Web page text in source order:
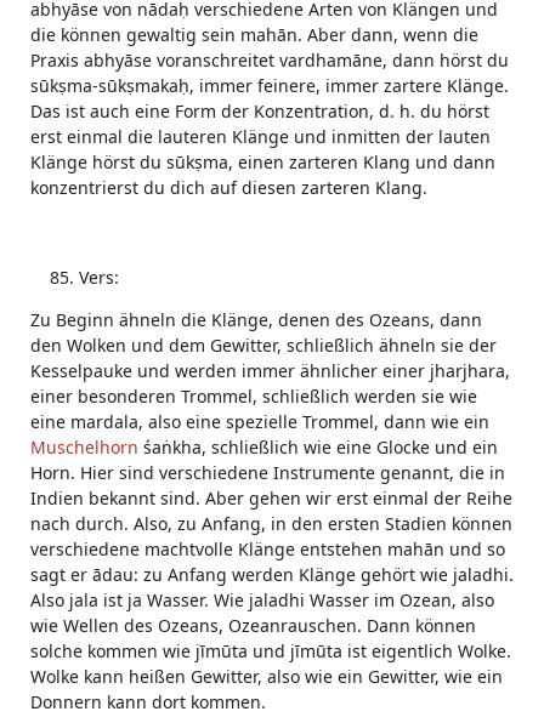
abhyāse von nādaḥ verschiedene Arten von Klängen und
die können gewaltig sein mahān. Aber dann, wenn die
Praxis abhyāse voranschreitet vardhamāne, dann hörst du
sūkṣma-sūkṣmakaḥ, immer feinere, immer zartere Klänge.
Das ist auch eine Form der Konzentration, d. h. du hörst
erst einmal die lauteren Klänge und inmitten der lauten
Klänge hörst du sūkṣma, einen zarteren Klang und dann
konzentrierst du dich auf diesen zarteren Klang.
Vers:
Zu Beginn ähneln die Klänge, denen des Ozeans, dann
den Wolken und dem Gewitter, schließlich ähneln sie der
Kesselpauke und werden immer ähnlicher einer jharjhara,
einer besonderen Trommel, schließlich werden sie wie
eine mardala, also eine spezielle Trommel, dann wie ein
Muschelhorn śaṅkha, schließlich wie eine Glocke und ein
Horn. Hier sind verschiedene Instrumente genannt, die in
Indien bekannt sind. Aber gehen wir erst einmal der Reihe
nach durch. Also, zu Anfang, in den ersten Stadien können
verschiedene machtvolle Klänge entstehen mahān und so
sagt er ādau: zu Anfang werden Klänge gehört wie jaladhi.
Also jala ist ja Wasser. Wie jaladhi Wasser im Ozean, also
wie Wellen des Ozeans, Ozeanrauschen. Dann können
solche kommen wie jīmūta und jīmūta ist eigentlich Wolke.
Wolke kann heißen Gewitter, also wie ein Gewitter, wie ein
Donnern kann dort kommen.